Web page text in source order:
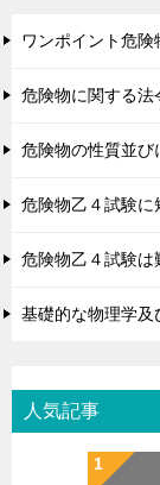
ワンポイント危
危険物に関する法
危険物の性質並び
危険物乙４試験に
危険物乙４試験は
基礎的な物理学及
人気記事